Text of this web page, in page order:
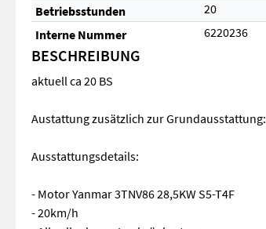
Betriebsstunden
20
Interne Nummer
6220236
BESCHREIBUNG
aktuell ca 20 BS
Austattung zusätzlich zur Grundausstattung:
Ausstattungsdetails:
- Motor Yanmar 3TNV86 28,5KW S5-T4F
- 20km/h